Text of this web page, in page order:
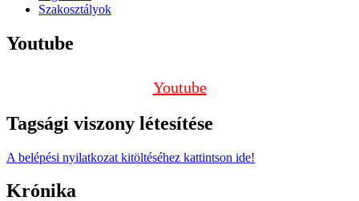
Szakosztályok
Youtube
Youtube
Tagsági viszony létesítése
A belépési nyilatkozat kitöltéséhez kattintson ide!
Krónika